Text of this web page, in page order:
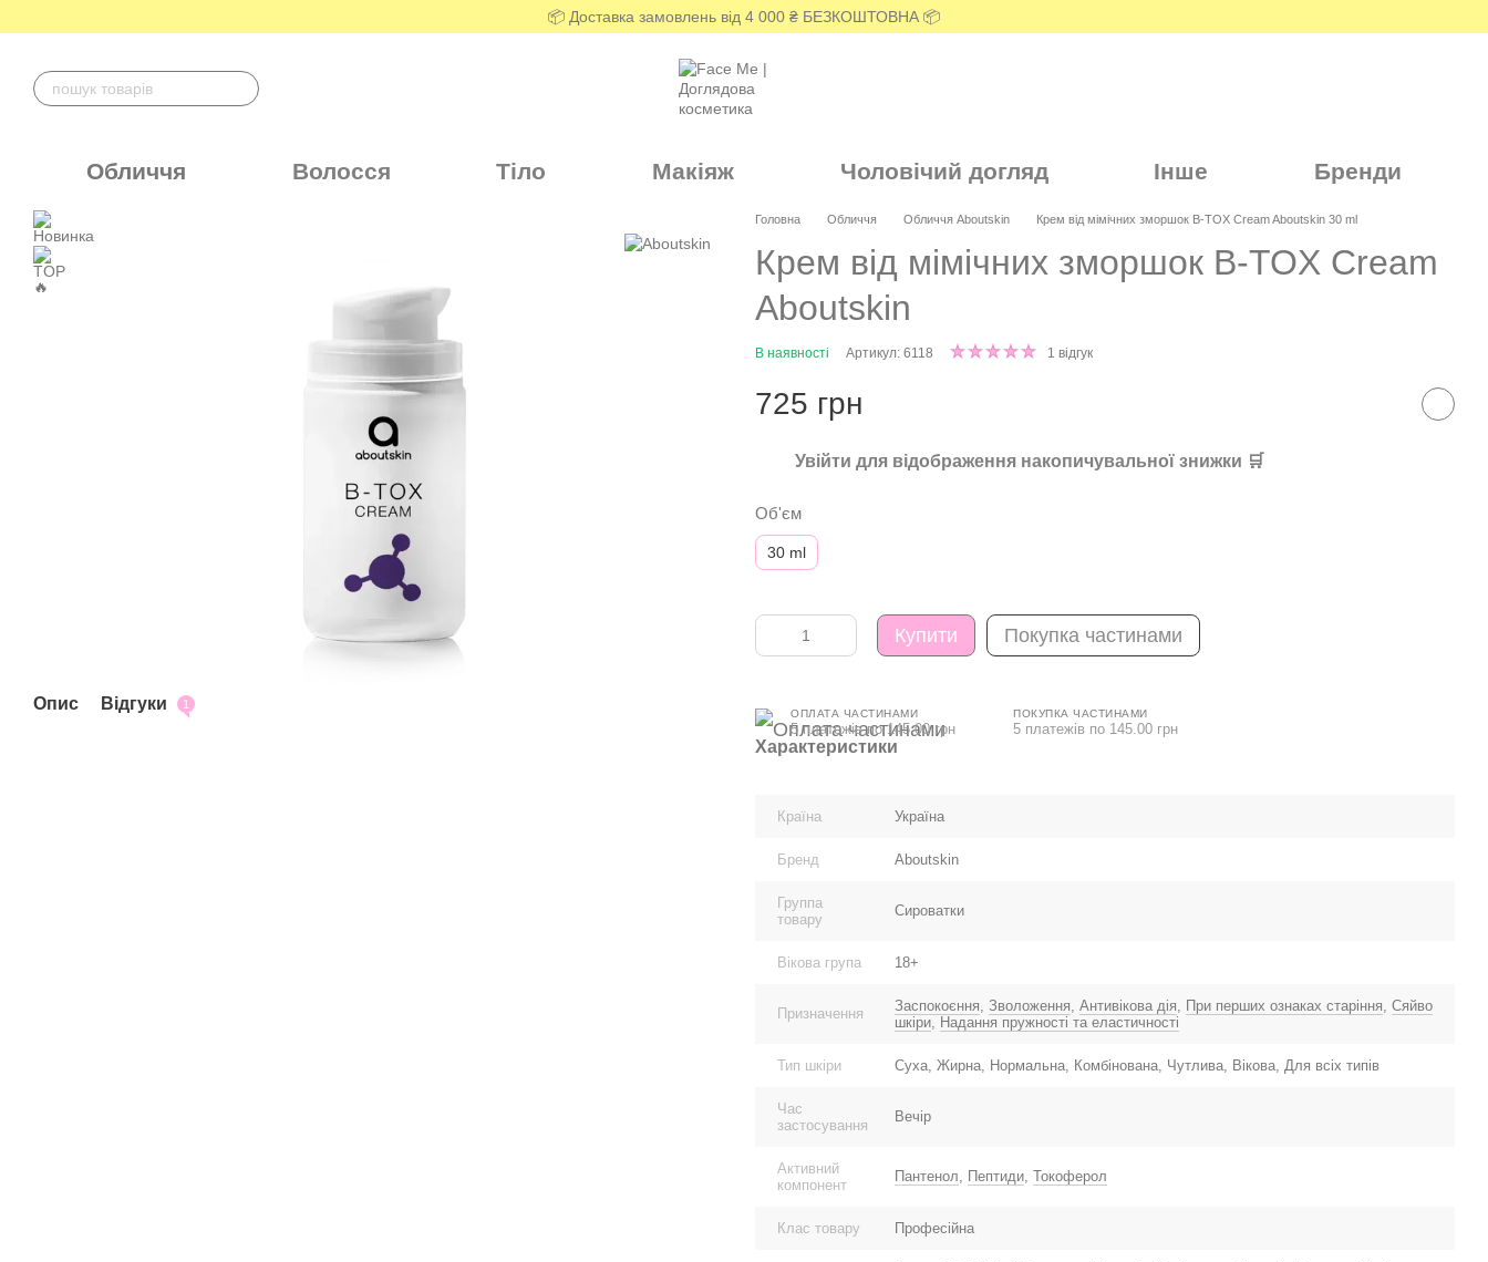
📦 Доставка замовлень від 4 000 ₴ БЕЗКОШТОВНА 📦
Обличчя Волосся Тіло Макіяж Чоловічий догляд Інше Бренди
Опис Відгуки 1
Головна Обличчя Обличчя Aboutskin Крем від мімічних зморшок B-TOX Cream Aboutskin 30 ml
Крем від мімічних зморшок B-TOX Cream
Aboutskin
В наявності Артикул: 6118 1 відгук
725 грн
Увійти для відображення накопичувальної знижки 🛒
Об'єм
30 ml
Купити Покупка частинами
ОПЛАТА ЧАСТИНАМИ
5 платежів по 145.00 грн
ПОКУПКА ЧАСТИНАМИ
5 платежів по 145.00 грн
Характеристики
Країна Україна
Бренд Aboutskin
Группа
товару
Сироватки
Вікова група 18+
Призначення Заспокоєння, Зволоження, Антивікова дія, При перших ознаках старіння, Сяйво
шкіри, Надання пружності та еластичності
Тип шкіри Суха, Жирна, Нормальна, Комбінована, Чутлива, Вікова, Для всіх типів
Час
застосування
Вечір
Активний
компонент
Пантенол, Пептиди, Токоферол
Клас товару Професійна